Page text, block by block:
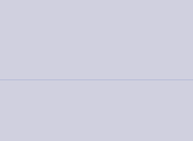
de confidentialité, en